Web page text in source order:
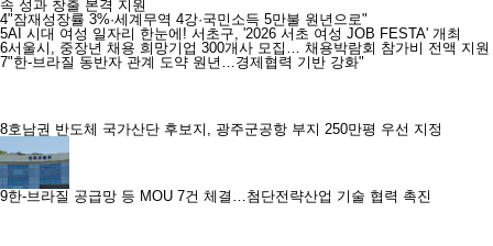
속 성과 창출 본격 지원
4"잠재성장률 3%·세계무역 4강·국민소득 5만불 원년으로"
5AI 시대 여성 일자리 한눈에! 서초구, '2026 서초 여성 JOB FESTA' 개최
6서울시, 중장년 채용 희망기업 300개사 모집… 채용박람회 참가비 전액 지원
7"한-브라질 동반자 관계 도약 원년…경제협력 기반 강화"
8호남권 반도체 국가산단 후보지, 광주군공항 부지 250만평 우선 지정
9한-브라질 공급망 등 MOU 7건 체결…첨단전략산업 기술 협력 촉진